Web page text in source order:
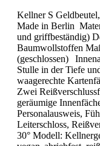
Kellner S
Made in Berlin
und griffbeständig)
Baumwollstoffen
(geschlossen)
Stulle in der Tiefe
waagerechte
Zwei
geräumige
Personalausweis,
Leiterschloss,
30° Modell: